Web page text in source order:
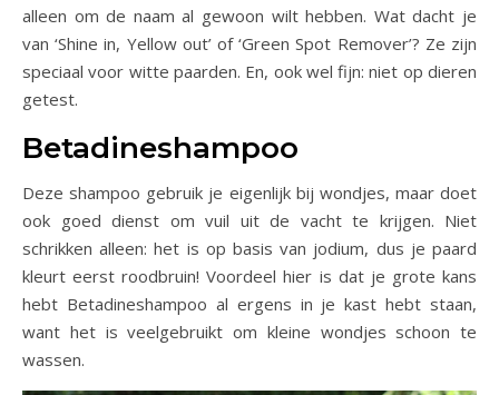
alleen om de naam al gewoon wilt hebben. Wat dacht je
van ‘Shine in, Yellow out’ of ‘Green Spot Remover’? Ze zijn
speciaal voor witte paarden. En, ook wel fijn: niet op dieren
getest.
Betadineshampoo
Deze shampoo gebruik je eigenlijk bij wondjes, maar doet
ook goed dienst om vuil uit de vacht te krijgen. Niet
schrikken alleen: het is op basis van jodium, dus je paard
kleurt eerst roodbruin! Voordeel hier is dat je grote kans
hebt Betadineshampoo al ergens in je kast hebt staan,
want het is veelgebruikt om kleine wondjes schoon te
wassen.